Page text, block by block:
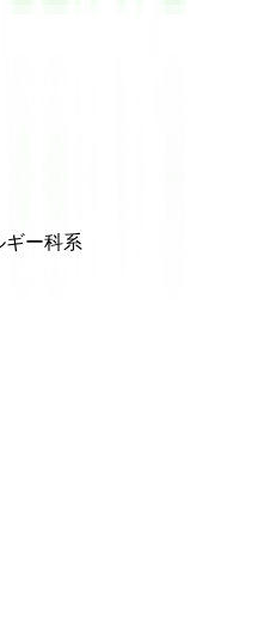
ギー科系